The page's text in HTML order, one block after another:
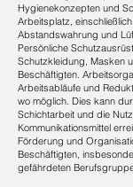
Hygienekonzepten und
Arbeitsplatz,
Abstandswahrung und
Persönliche
Schutzkleidung, Masken
Beschäftigten.
Arbeitsabläufe und
wo möglich. Dies kann
Schichtarbeit und die
Kommunikationsmittel
Förderung und
Beschäftigten,
gefährdeten